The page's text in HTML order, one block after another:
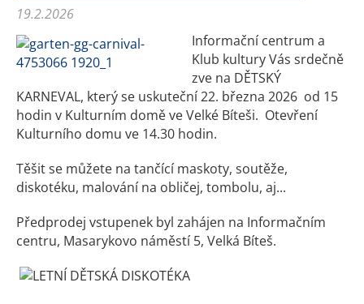
19.2.2026
Informační centrum a
Klub kultury Vás srdečně
zve na DĚTSKÝ
KARNEVAL, který se uskuteční 22. března 2026 od 15
hodin v Kulturním domě ve Velké Bíteši. Otevření
Kulturního domu ve 14.30 hodin.
Těšit se můžete na tančící maskoty, soutěže,
diskotéku, malování na obličej, tombolu, aj...
Předprodej vstupenek byl zahájen na Informačním
centru, Masarykovo náměstí 5, Velká Bíteš.